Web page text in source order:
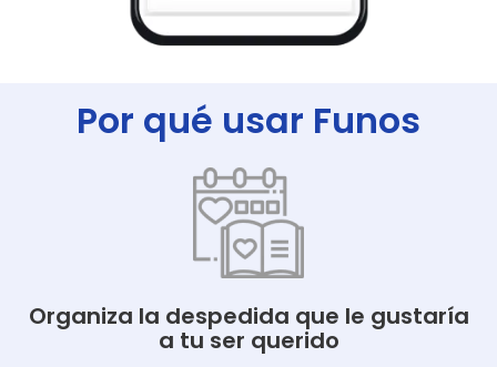
Por qué usar Funos
Organiza la despedida que le gustaría
a tu ser querido